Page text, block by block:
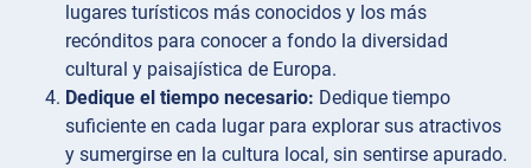
lugares turísticos más conocidos y los más
recónditos para conocer a fondo la diversidad
cultural y paisajística de Europa.
Dedique el tiempo necesario: Dedique tiempo
suficiente en cada lugar para explorar sus atractivos
y sumergirse en la cultura local, sin sentirse apurado.